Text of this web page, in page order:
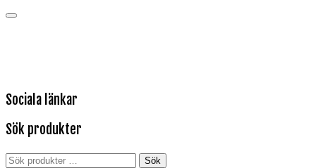
Sociala länkar
Sök produkter
Sök
Sök